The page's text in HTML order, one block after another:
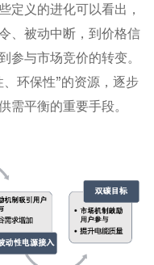
定义的进化可以看出，
、被动中断，到价格信
参与市场竞价的转变。
环保性”的资源，逐步
需平衡的重要手段。